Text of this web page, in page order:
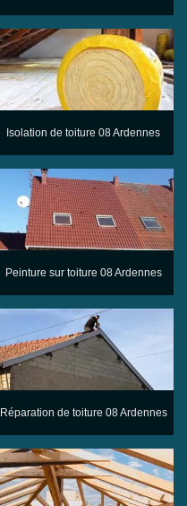
Isolation de toiture 08 Ardennes
Peinture sur toiture 08 Ardennes
Réparation de toiture 08 Ardennes